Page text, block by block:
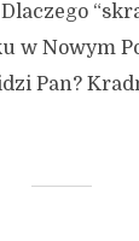
w Nowym
Pan?